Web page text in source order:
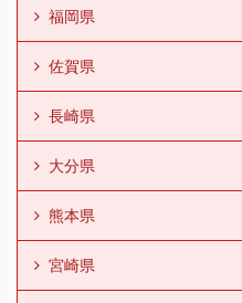
福岡県
佐賀県
長崎県
大分県
熊本県
宮崎県